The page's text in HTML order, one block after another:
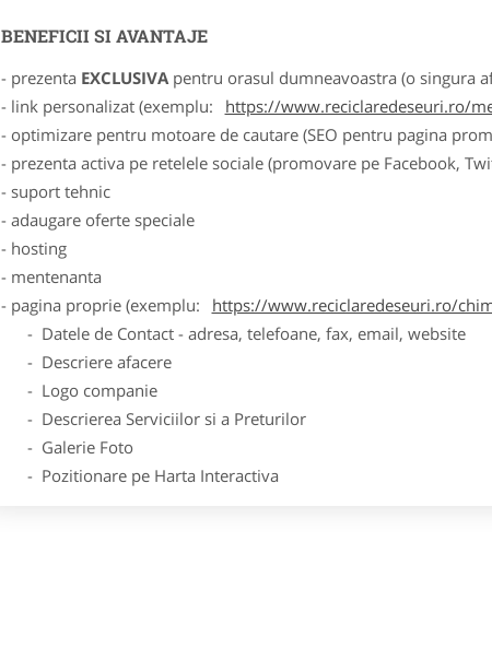
BENEFICII SI AVANTAJE
- prezenta EXCLUSIVApentru orasul dumneavoastra (o singura
- link personalizat (exemplu:
https://www.reciclaredeseuri.ro/
- optimizare pentru motoare de cautare (SEO pentru pagina
- prezenta activa pe retelele sociale (promovare pe Facebook,
- suport tehnic
- adaugare oferte speciale
- hosting
- mentenanta
- pagina proprie (exemplu:
https://www.reciclaredeseuri.ro/
- Datele de Contact - adresa, telefoane, fax, email, website
- Descriere afacere
- Logo companie
- Descrierea Serviciilor si a Preturilor
- Galerie Foto
- Pozitionare pe Harta Interactiva